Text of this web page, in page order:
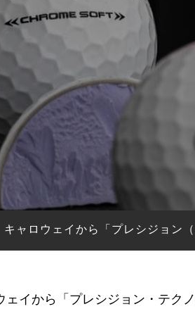
キャロウェイから「プレシジョン
ェイから「プレシジョン・テク
おすすめ
使命